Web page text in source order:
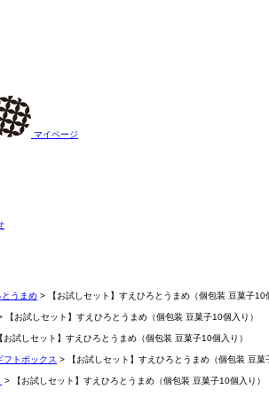
マイページ
とうまめ 【お試しセット】すえひろとうまめ（個包装 豆菓子10
【お試しセット】すえひろとうまめ（個包装 豆菓子10個入り）
【お試しセット】すえひろとうまめ（個包装 豆菓子10個入り）
フトボックス 【お試しセット】すえひろとうまめ（個包装 豆菓
【お試しセット】すえひろとうまめ（個包装 豆菓子10個入り）